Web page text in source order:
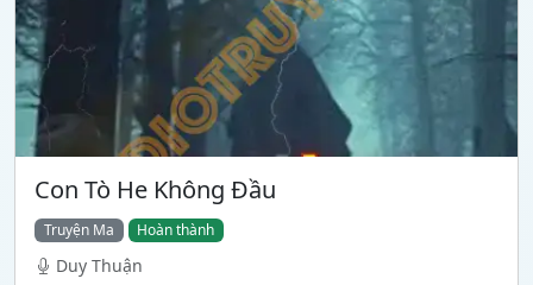
Con Tò He Không Đầu
Truyện Ma Hoàn thành
Duy Thuận